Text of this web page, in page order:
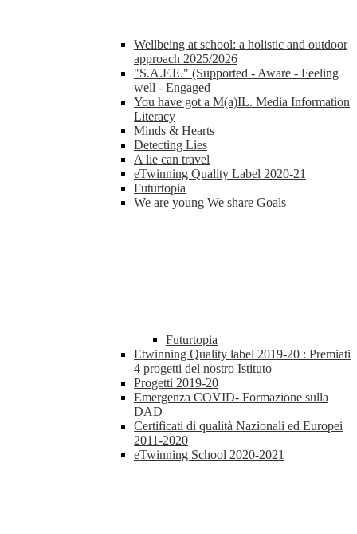
Wellbeing at school: a holistic and outdoor
approach 2025/2026
"S.A.F.E." (Supported - Aware - Feeling
well - Engaged
You have got a M(a)IL. Media Information
Literacy
Minds & Hearts
Detecting Lies
A lie can travel
eTwinning Quality Label 2020-21
Futurtopia
We are young We share Goals
Futurtopia
Etwinning Quality label 2019-20 : Premiati
4 progetti del nostro Istituto
Progetti 2019-20
Emergenza COVID- Formazione sulla
DAD
Certificati di qualità Nazionali ed Europei
2011-2020
eTwinning School 2020-2021